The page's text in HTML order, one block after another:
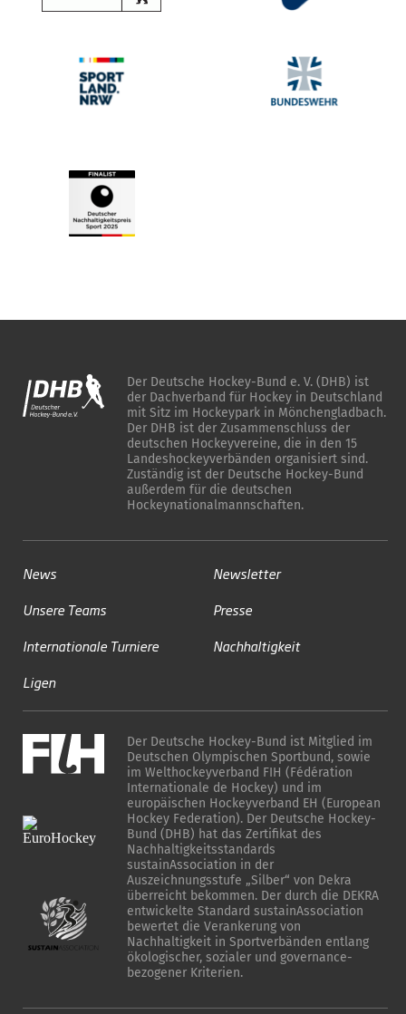
Der Deutsche Hockey-Bund e. V. (DHB) ist
der Dachverband für Hockey in Deutschland
mit Sitz im Hockeypark in Mönchengladbach.
Der DHB ist der Zusammenschluss der
deutschen Hockeyvereine, die in den 15
Landeshockeyverbänden organisiert sind.
Zuständig ist der Deutsche Hockey-Bund
außerdem für die deutschen
Hockeynationalmannschaften.
News
Unsere Teams
Internationale Turniere
Ligen
Newsletter
Presse
Nachhaltigkeit
Der Deutsche Hockey-Bund ist Mitglied im
Deutschen Olympischen Sportbund, sowie
im Welthockeyverband FIH (Fédération
Internationale de Hockey) und im
europäischen Hockeyverband EH (European
Hockey Federation). Der Deutsche Hockey-
Bund (DHB) hat das Zertifikat des
Nachhaltigkeitsstandards
sustainAssociation in der
Auszeichnungsstufe „Silber“ von Dekra
überreicht bekommen. Der durch die DEKRA
entwickelte Standard sustainAssociation
bewertet die Verankerung von
Nachhaltigkeit in Sportverbänden entlang
ökologischer, sozialer und governance-
bezogener Kriterien.